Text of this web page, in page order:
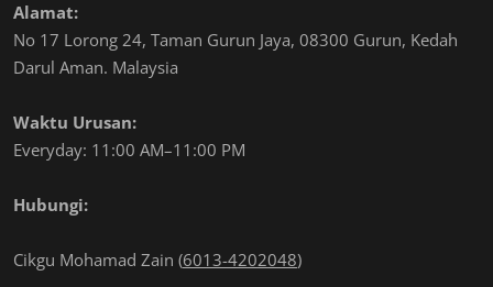
Alamat:
No 17 Lorong 24, Taman Gurun Jaya, 08300 Gurun, Kedah
Darul Aman. Malaysia
Waktu Urusan:
Everyday: 11:00 AM–11:00 PM
Hubungi:
Cikgu Mohamad Zain (6013-4202048)